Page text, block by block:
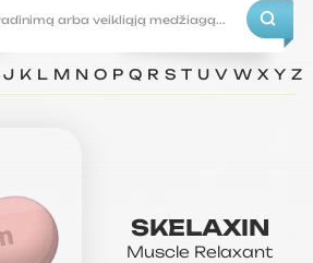
J K L M N O P Q R S T U V W X Y Z
SKELAXIN
Muscle Relaxant